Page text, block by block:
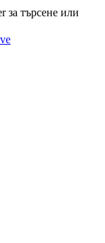
за търсене или